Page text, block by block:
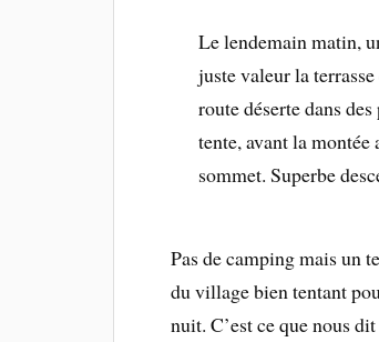
Le lendemain matin,
juste valeur la
route déserte dans
tente, avant la
sommet. Superbe
Pas de camping mais un
du village bien tentant
nuit. C’est ce que nous